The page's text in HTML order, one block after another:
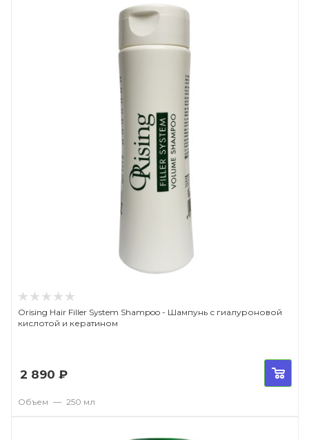
Orising Hair Filler System Shampoo - Шампунь с гиалуроновой
кислотой и кератином
2 890 ₽
Объем — 250 мл